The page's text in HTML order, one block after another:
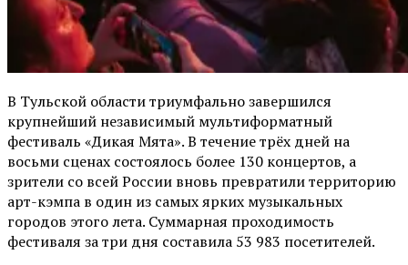
В Тульской области триумфально завершился
крупнейший независимый мультиформатный
фестиваль «Дикая Мята». В течение трёх дней на
восьми сценах состоялось более 130 концертов, а
зрители со всей России вновь превратили территорию
арт-кэмпа в один из самых ярких музыкальных
городов этого лета. Суммарная проходимость
фестиваля за три дня составила 53 983 посетителей.